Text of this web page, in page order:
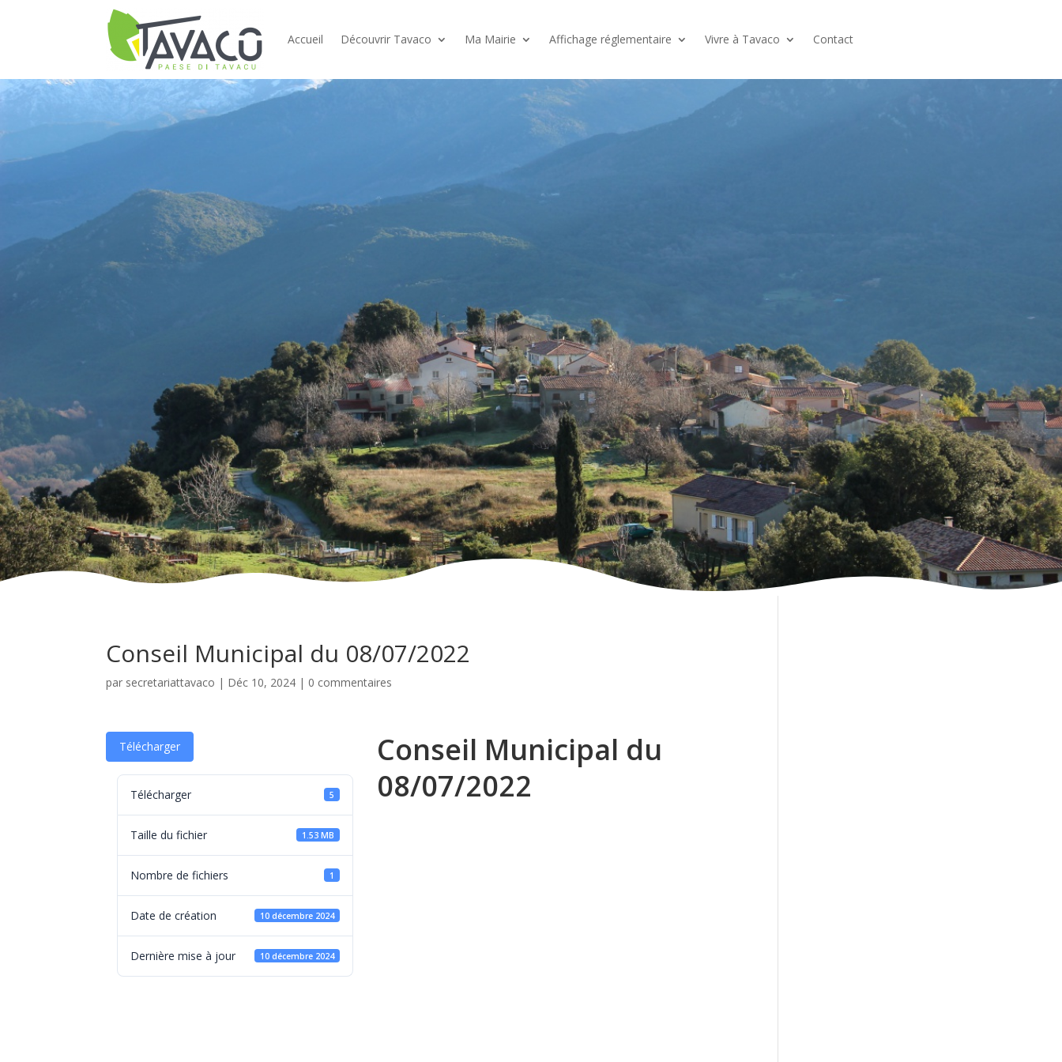
Accueil Découvrir Tavaco Ma Mairie Affichage réglementaire Vivre à Tavaco Contact
Conseil Municipal du 08/07/2022
par secretariattavaco | Déc 10, 2024 | 0 commentaires
Télécharger
Télécharger 5
Taille du fichier 1.53 MB
Nombre de fichiers 1
Date de création 10 décembre 2024
Dernière mise à jour 10 décembre 2024
Conseil Municipal du
08/07/2022